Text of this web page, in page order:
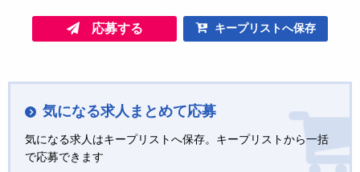
応募する キープリストへ保存
気になる求人まとめて応募
気になる求人はキープリストへ保存。キープリストから一括
で応募できます